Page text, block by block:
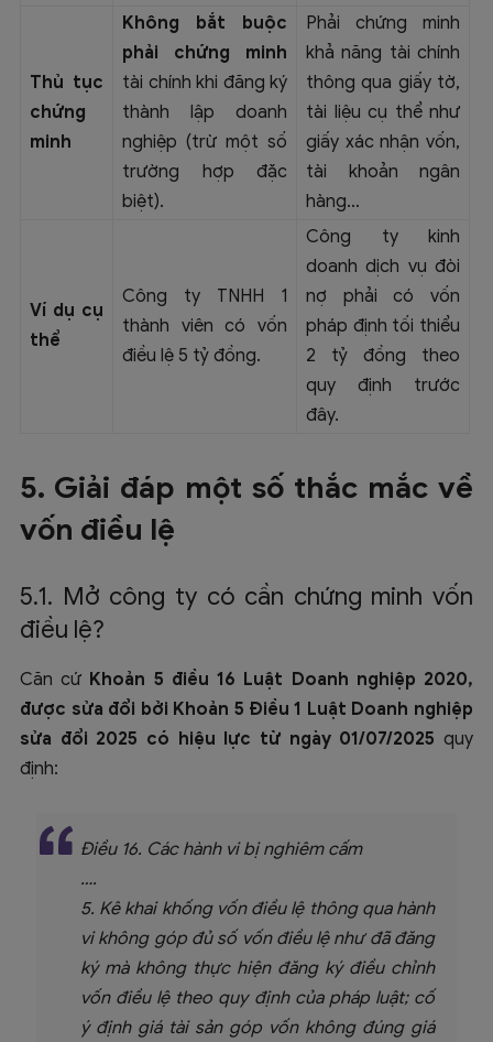
Thủ tục
chứng
minh
Không bắt buộc
phải chứng minh
tài chính khi đăng ký
thành lập doanh
nghiệp (trừ một số
trường hợp đặc
biệt).
Phải chứng minh
khả năng tài chính
thông qua giấy tờ,
tài liệu cụ thể như
giấy xác nhận vốn,
tài khoản ngân
hàng…
Ví dụ cụ
thể
Công ty TNHH 1
thành viên có vốn
điều lệ 5 tỷ đồng.
Công ty kinh
doanh dịch vụ đòi
nợ phải có vốn
pháp định tối thiểu
2 tỷ đồng theo
quy định trước
đây.
5. Giải đáp một số thắc mắc về
vốn điều lệ
5.1. Mở công ty có cần chứng minh vốn
điều lệ?
Căn cứ Khoản 5 điều 16 Luật Doanh nghiệp 2020,
được sửa đổi bởi Khoản 5 Điều 1 Luật Doanh nghiệp
sửa đổi 2025 có hiệu lực từ ngày 01/07/2025 quy
định:
Điều 16. Các hành vi bị nghiêm cấm
….
5. Kê khai khống vốn điều lệ thông qua hành
vi không góp đủ số vốn điều lệ như đã đăng
ký mà không thực hiện đăng ký điều chỉnh
vốn điều lệ theo quy định của pháp luật; cố
ý định giá tài sản góp vốn không đúng giá